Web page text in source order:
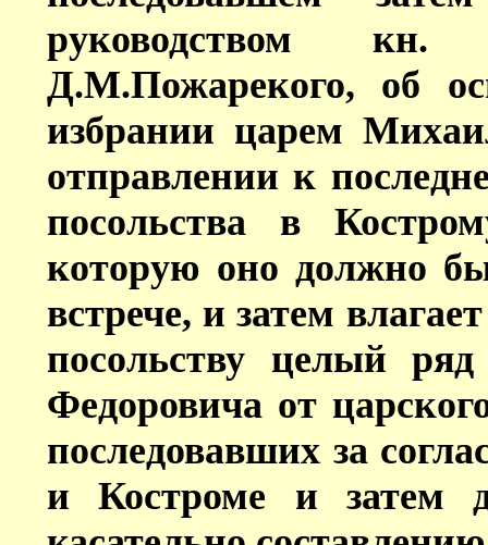
руководством
Д.М.Пожарекого, об
избрании царем
отправлении к
посольства в
которую оно должно
встрече, и затем
посольству целый
Федоровича от
последовавших за
и Костроме и затем